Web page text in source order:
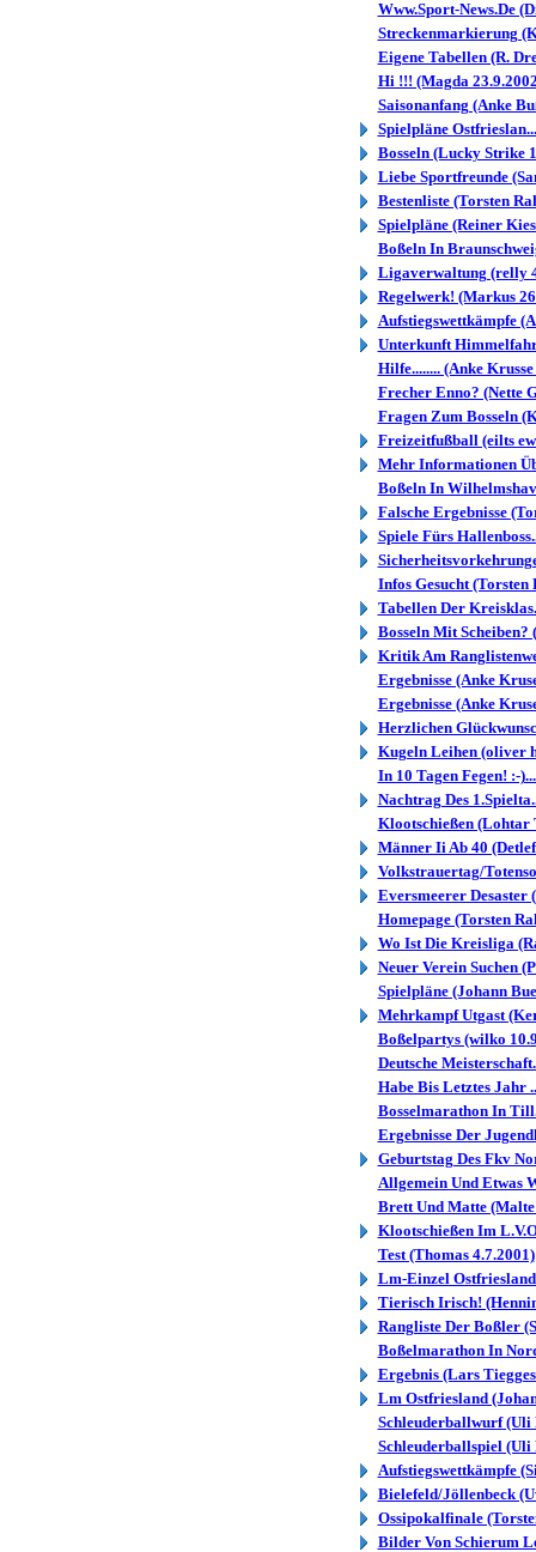
Www.Sport-News.De
Streckenmarkierung
Eigene Tabellen (R.
Hi !!! (Magda
Saisonanfang (Anke
Spielpläne
Bosseln (Lucky Strike
Liebe Sportfreunde
Bestenliste (Torsten
Spielpläne (Reiner
Boßeln In
Ligaverwaltung (relly
Regelwerk! (Markus
Aufstiegswettkämpfe
Unterkunft
Hilfe........ (Anke
Frecher Enno? (Nette
Fragen Zum Bosseln
Freizeitfußball (eilts
Mehr Informationen
Boßeln In
Falsche Ergebnisse
Spiele Fürs
Infos Gesucht (Torsten
Tabellen Der
Bosseln Mit Scheiben?
Kritik Am
Ergebnisse (Anke
Ergebnisse (Anke
Herzlichen
Kugeln Leihen (oliver
In 10 Tagen Fegen! :-
Nachtrag Des
Klootschießen (Lohtar
Männer Ii Ab 40
Volkstrauertag/
Eversmeerer Desaster
Homepage (Torsten
Wo Ist Die Kreisliga
Neuer Verein Suchen
Spielpläne (Johann
Mehrkampf Utgast
Boßelpartys (wilko
Deutsche
Habe Bis Letztes Jahr
Bosselmarathon In
Ergebnisse Der
Geburtstag Des Fkv
Allgemein Und Etwas
Brett Und Matte (Malte
Klootschießen Im
Test (Thomas 4.7.2001)
Lm-Einzel
Tierisch Irisch!
Rangliste Der Boßler
Boßelmarathon In
Ergebnis (Lars
Lm Ostfriesland
Schleuderballwurf (Uli
Schleuderballspiel (Uli
Aufstiegswettkämpfe
Bielefeld/Jöllenbeck
Ossipokalfinale
Bilder Von Schierum